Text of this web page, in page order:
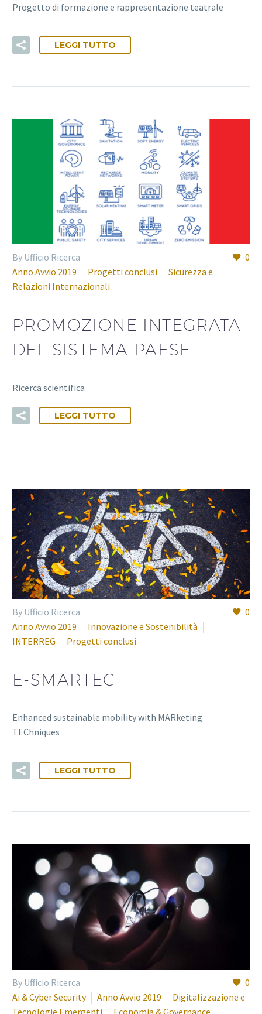
Progetto di formazione e rappresentazione teatrale
LEGGI TUTTO
0
By Ufficio Ricerca
Anno Avvio 2019
Progetti conclusi
Sicurezza e
Relazioni Internazionali
PROMOZIONE INTEGRATA
DEL SISTEMA PAESE
Ricerca scientifica
LEGGI TUTTO
0
By Ufficio Ricerca
Anno Avvio 2019
Innovazione e Sostenibilità
INTERREG
Progetti conclusi
E-SMARTEC
Enhanced sustainable mobility with MARketing
TEChniques
LEGGI TUTTO
0
By Ufficio Ricerca
Ai & Cyber Security
Anno Avvio 2019
Digitalizzazione e
Tecnologie Emergenti
Economia & Governance